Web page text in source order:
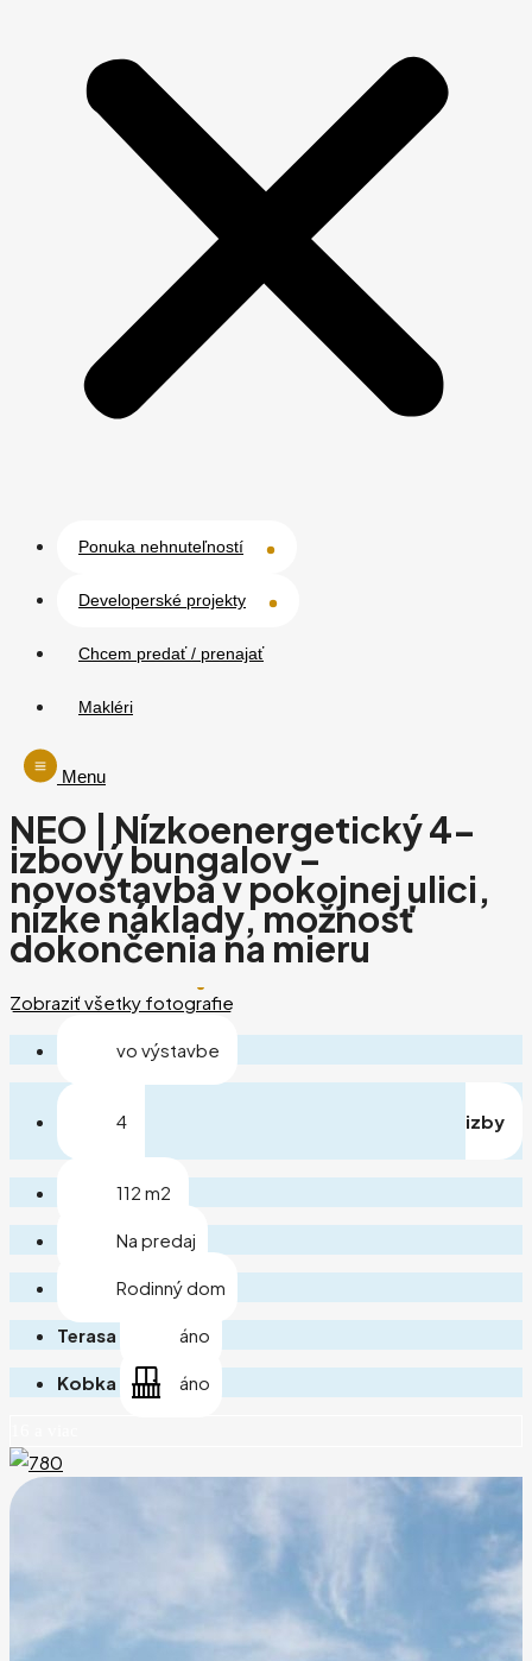
Ponuka nehnuteľností
Developerské projekty
Chcem predať / prenajať
Makléri
Menu
NEO | Nízkoenergetický 4-
izbový bungalov –
novostavba v pokojnej ulici,
nízke náklady, možnosť
dokončenia na mieru
Zobraziť všetky fotografie
vo výstavbe
izby
4
112 m2
Na predaj
Rodinný dom
Terasa áno
Kobka áno